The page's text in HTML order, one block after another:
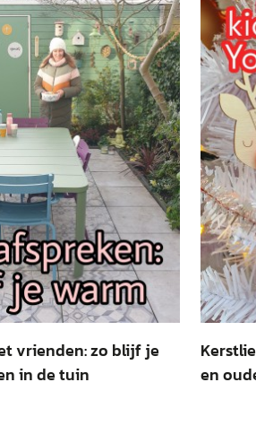
vrienden: zo blijf je
in de tuin
en